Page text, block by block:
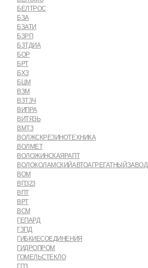
БЕЛТРОС
БЗА
БЗАТИ
БЗРП
БЗТДИА
БОР
БРТ
БХЗ
БЦМ
ВЗМ
ВЗТЗЧ
ВИПРА
ВИТЯЗЬ
ВМТЗ
ВОЛЖСКРЕЗИНОТЕХНИКА
ВОЛМЕТ
ВОЛОЖИНСКАЯРАПТ
ВОЛОКОЛАМСКИЙАВТОАГРЕГАТНЫЙЗАВОД
ВОМ
ВПЗ23
ВПТ
ВРТ
ВСМ
ГЕПАРД
ГЗПД
ГИБКИЕСОЕДИНЕНИЯ
ГИДРОПРОМ
ГОМЕЛЬСТЕКЛО
ГПЗ